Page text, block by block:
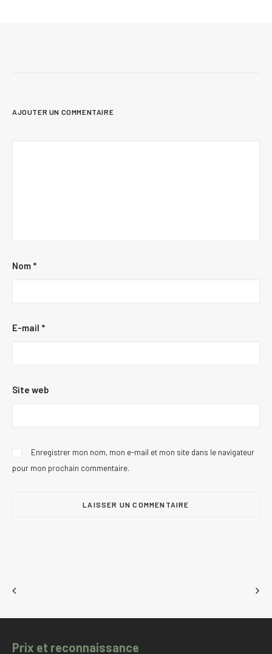
AJOUTER UN COMMENTAIRE
Nom *
E-mail *
Site web
Enregistrer mon nom, mon e-mail et mon site dans le navigateur
pour mon prochain commentaire.
Prix et reconnaissance